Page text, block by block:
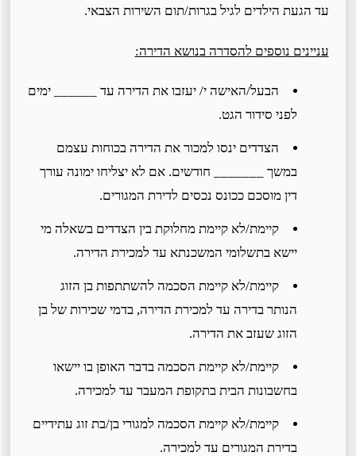
עד הגעת הילדים לגיל בגרות/תום השירות הצבאי.
עניינים נוספים להסדרה בנושא הדירה:
הבעל/האישה י/ יעזבו את הדירה עד ______ ימים
לפני סידור הגט.
הצדדים ינסו למכור את הדירה בכוחות עצמם
במשך _______ חודשים. אם לא יצליחו ימונה עורך
דין מוסכם ככונס נכסים לדירת המגורים.
קיימת/לא קיימת מחלוקת בין הצדדים בשאלה מי
יישא בתשלומי המשכנתא עד למכירת הדירה.
קיימת/לא קיימת הסכמה להשתתפות בן הזוג
הנותר בדירה עד למכירת הדירה, בדמי שכירות של בן
הזוג שעזב את הדירה.
קיימת/לא קיימת הסכמה בדבר האופן בו יישאו
בחשבונות הבית בתקופת המעבר עד למכירה.
קיימת/לא קיימת הסכמה למגורי בן/בת זוג עתידיים
בדירת המגורים עד למכירה.